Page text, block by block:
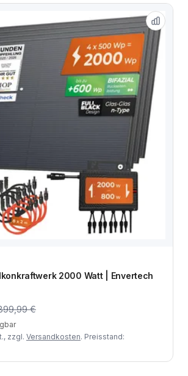
2000 Watt | Envertech
€
zzgl. Versandkosten. Preisstand: